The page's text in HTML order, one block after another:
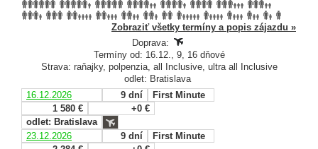
Zobraziť všetky termíny a popis zájazdu »
Doprava:
Termíny od: 16.12., 9, 16 dňové
Strava: raňajky, polpenzia, all Inclusive, ultra all Inclusive
odlet: Bratislava
16.12.2026
9 dní
First Minute
1 580 €
+0 €
odlet: Bratislava
23.12.2026
9 dní
First Minute